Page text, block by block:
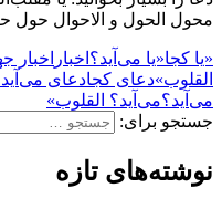
محول الحول و الاحوال حول
«یا کجا«یا می‌آید؟ اخبار اخبار
القلوب»دعای کجادعای
می‌آید؟می‌آید؟ القلوب»
جستجو برای:
نوشته‌های تازه